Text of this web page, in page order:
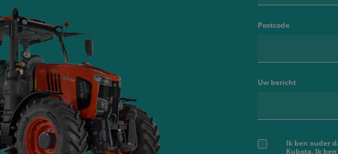
Postcode
Uw bericht
Ik ben ouder
Kubota. Ik